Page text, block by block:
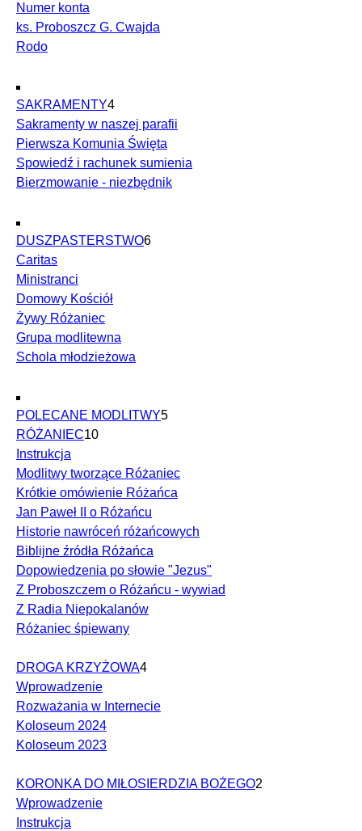
Numer konta
ks. Proboszcz G. Cwajda
Rodo
SAKRAMENTY4
Sakramenty w naszej parafii
Pierwsza Komunia Święta
Spowiedź i rachunek sumienia
Bierzmowanie - niezbędnik
DUSZPASTERSTWO6
Caritas
Ministranci
Domowy Kościół
Żywy Różaniec
Grupa modlitewna
Schola młodzieżowa
POLECANE MODLITWY5
RÓŻANIEC10
Instrukcja
Modlitwy tworzące Różaniec
Krótkie omówienie Różańca
Jan Paweł II o Różańcu
Historie nawróceń różańcowych
Biblijne źródła Różańca
Dopowiedzenia po słowie "Jezus"
Z Proboszczem o Różańcu - wywiad
Z Radia Niepokalanów
Różaniec śpiewany
DROGA KRZYŻOWA4
Wprowadzenie
Rozważania w Internecie
Koloseum 2024
Koloseum 2023
KORONKA DO MIŁOSIERDZIA BOŻEGO2
Wprowadzenie
Instrukcja